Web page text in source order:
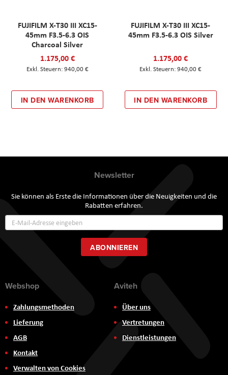
FUJIFILM X-T30 III XC15-
45mm F3.5-6.3 OIS
Charcoal Silver
1.175,00 €
940,00 €
IN DEN WARENKORB
FUJIFILM X-T30 III XC15-
45mm F3.5-6.3 OIS Silver
1.175,00 €
940,00 €
IN DEN WARENKORB
Newsletter
Sie können als Erste die Informationen über die Neuigkeiten und die
Rabatten erfahren.
zum
Newsletter:
ABONNIEREN
Webshop
Zahlungsmethoden
Lieferung
AGB
Kontakt
Verwalten von Cookies
Aviteh
Über uns
Vertretungen
Dienstleistungen